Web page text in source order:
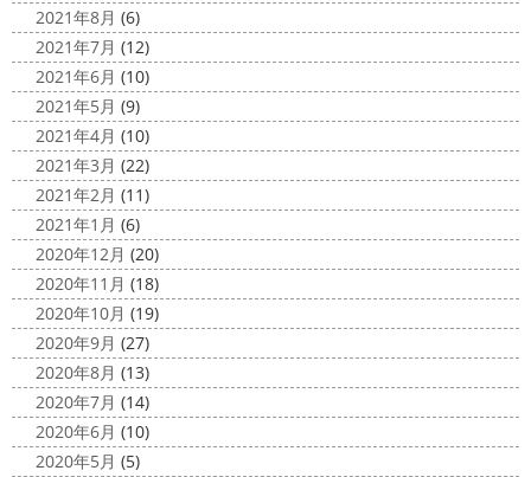
2021年8月 (6)
2021年7月 (12)
2021年6月 (10)
2021年5月 (9)
2021年4月 (10)
2021年3月 (22)
2021年2月 (11)
2021年1月 (6)
2020年12月 (20)
2020年11月 (18)
2020年10月 (19)
2020年9月 (27)
2020年8月 (13)
2020年7月 (14)
2020年6月 (10)
2020年5月 (5)